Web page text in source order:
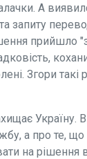
А
запиту
прийшло
Згори такі
Україну.
а про те, що
на